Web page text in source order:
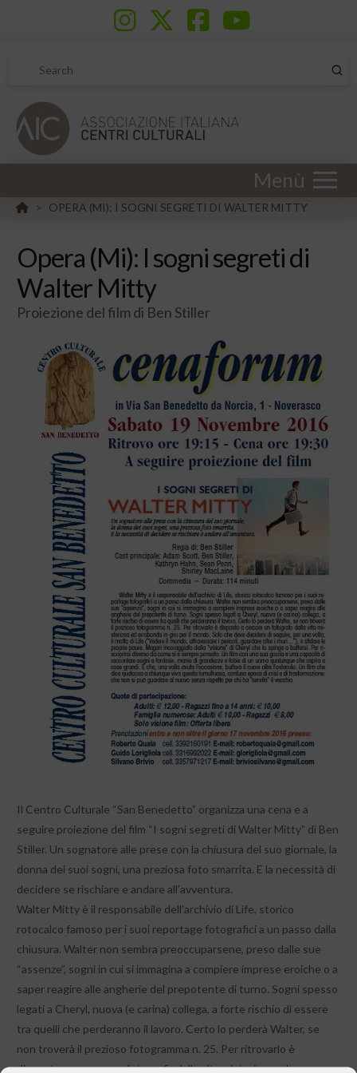
Search
Menù
HOME
> OPERA (MI): I SOGNI SEGRETI DI WALTER MITTY
Opera (Mi): I sogni segreti di
Walter Mitty
Proiezione del film di Ben Stiller
Il Centro Culturale “San Benedetto” organizza una cena e a
seguire proiezione del film “I sogni segreti di Walter Mitty” di Ben
Stiller. Un sognatore alle prese con la chiusura del suo giornale, la
donna dei suoi sogni, una preziosa foto smarrita. E la necessità di
decidere se rischiare e andare all’avventura.
Walter Mitty è il responsabile dell’archivio di Life, storico
rotocalco famoso per i suoi reportage fotografici a un passo dalla
chiusura. Walter non sembra preoccuparsene, preso dalle sue
“assenze”, sogni in cui si immagina a compiere imprese eroiche o a
saper reagire alle angherie del prepotente di turno. Sogni spesso
legati a Cheryl, nuova (e carina) collega, a forte rischio di essere
tra quelli che perderanno il lavoro. Certo lo perderà Walter, se
non troverà il prezioso fotogramma n. 25. Per ritrovarlo è
disposto a cercare un fotografo dalla vita misteriosa ed